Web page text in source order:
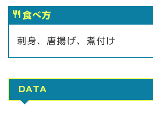
食べ方
刺身、唐揚げ、煮付け
DATA